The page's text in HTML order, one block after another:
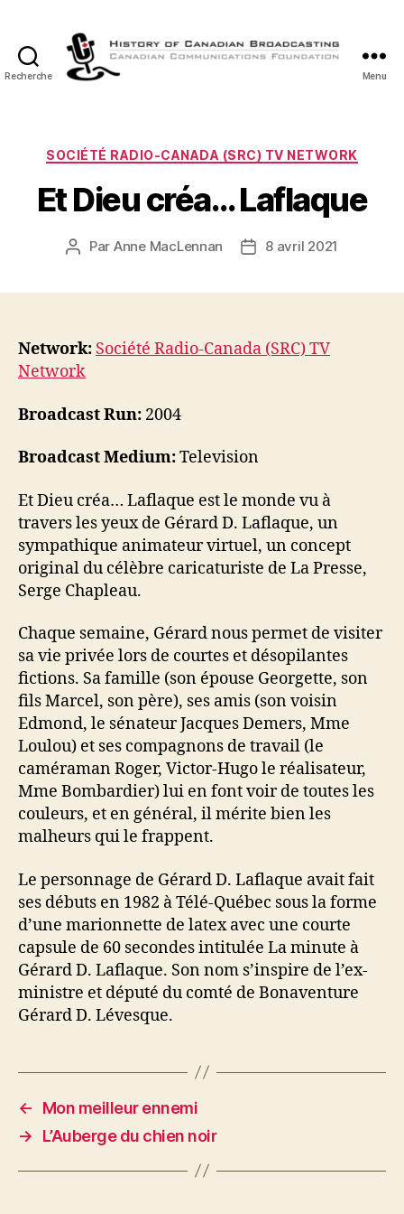
Recherche
Radiodiffusion
Menu
Catégories
SOCIÉTÉ RADIO-CANADA (SRC) TV NETWORK
Et Dieu créa… Laflaque
Auteur
Par Anne MacLennan
Date8 avril 2021
Network: Société Radio-Canada (SRC) TV
Network
Broadcast Run: 2004
Broadcast Medium:Television
Et Dieu créa… Laflaque est le monde vu à
travers les yeux de Gérard D. Laflaque, un
sympathique animateur virtuel, un concept
original du célèbre caricaturiste de La Presse,
Serge Chapleau.
Chaque semaine, Gérard nous permet de visiter
sa vie privée lors de courtes et désopilantes
fictions. Sa famille (son épouse Georgette, son
fils Marcel, son père), ses amis (son voisin
Edmond, le sénateur Jacques Demers, Mme
Loulou) et ses compagnons de travail (le
caméraman Roger, Victor-Hugo le réalisateur,
Mme Bombardier) lui en font voir de toutes les
couleurs, et en général, il mérite bien les
malheurs qui le frappent.
Le personnage de Gérard D. Laflaque avait fait
ses débuts en 1982 à Télé-Québec sous la forme
d’une marionnette de latex avec une courte
capsule de 60 secondes intitulée La minute à
Gérard D. Laflaque. Son nom s’inspire de l’ex-
ministre et député du comté de Bonaventure
Gérard D. Lévesque.
←
Mon meilleur ennemi
→
L’Auberge du chien noir